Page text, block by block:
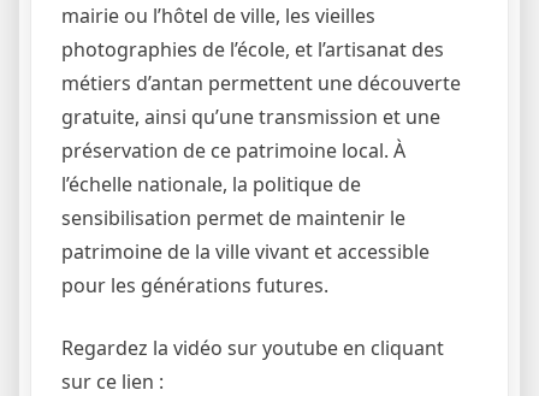
mairie ou l’hôtel de ville, les vieilles
photographies de l’école, et l’artisanat des
métiers d’antan permettent une découverte
gratuite, ainsi qu’une transmission et une
préservation de ce patrimoine local. À
l’échelle nationale, la politique de
sensibilisation permet de maintenir le
patrimoine de la ville vivant et accessible
pour les générations futures.
Regardez la vidéo sur youtube en cliquant
sur ce lien :